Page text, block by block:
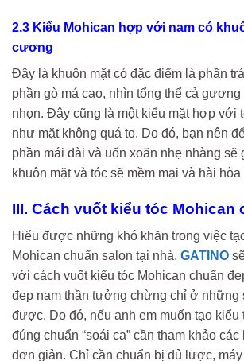
2.3 Kiểu Mohican hợp với nam có
cương
Đây là khuôn mặt có đặc điểm là phần
phần gò má cao, nhìn tổng thể cả gương
nhọn. Đây cũng là một kiểu mặt hợp với
như mặt không quá to. Do đó, bạn nên
phần mái dài và uốn xoăn nhẹ nhàng sẽ
khuôn mặt và tóc sẽ mềm mại và hài
III. Cách vuốt kiểu tóc Mohican
Hiểu được những khó khăn trong việc
Mohican chuẩn salon tại nhà. GATINO
với cách vuốt kiểu tóc Mohican chuẩn
đẹp nam thần tưởng chừng chỉ ở những
được. Do đó, nếu anh em muốn tạo kiểu
đúng chuẩn “soái ca” cần tham khảo
đơn giản. Chỉ cần chuẩn bị đủ lược, máy